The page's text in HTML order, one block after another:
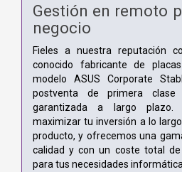
Gestión en remoto
negocio
Fieles a nuestra reputación
conocido fabricante de
modelo ASUS Corporate
postventa de primera clase
garantizada a largo plazo.
maximizar tu inversión a lo
producto, y ofrecemos una
calidad y con un coste total
para tus necesidades